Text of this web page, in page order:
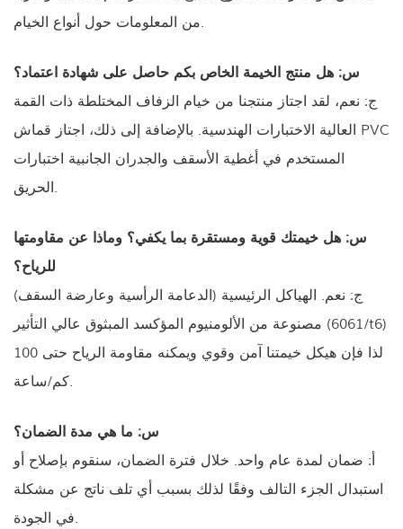
من المعلومات حول أنواع الخيام.
س: هل منتج الخيمة الخاص بكم حاصل على شهادة اعتماد؟
ج: نعم، لقد اجتاز منتجنا من خيام الزفاف المختلطة ذات القمة
العالية الاختبارات الهندسية. بالإضافة إلى ذلك، اجتاز قماش PVC
المستخدم في أغطية الأسقف والجدران الجانبية اختبارات
الحريق.
س: هل خيمتك قوية ومستقرة بما يكفي؟ وماذا عن مقاومتها
للرياح؟
ج: نعم. الهياكل الرئيسية (الدعامة الرأسية وعارضة السقف)
مصنوعة من الألومنيوم المؤكسد المبثوق عالي التأثير (6061/t6)
لذا فإن هيكل خيمتنا آمن وقوي ويمكنه مقاومة الرياح حتى 100
كم/ساعة.
س: ما هي مدة الضمان؟
أ: ضمان لمدة عام واحد. خلال فترة الضمان، سنقوم بإصلاح أو
استبدال الجزء التالف وفقًا لذلك بسبب أي تلف ناتج عن مشكلة
في الجودة.